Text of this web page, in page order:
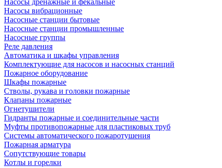
Насосы дренажные и фекальные
Насосы вибрационные
Насосные станции бытовые
Насосные станции промышленные
Насосные группы
Реле давления
Автоматика и шкафы управления
Комплектующие для насосов и насосных станций
Пожарное оборудование
Шкафы пожарные
Стволы, рукава и головки пожарные
Клапаны пожарные
Огнетушители
Гидранты пожарные и соединительные части
Муфты противопожарные для пластиковых труб
Системы автоматического пожаротушения
Пожарная арматура
Сопутствующие товары
Котлы и горелки